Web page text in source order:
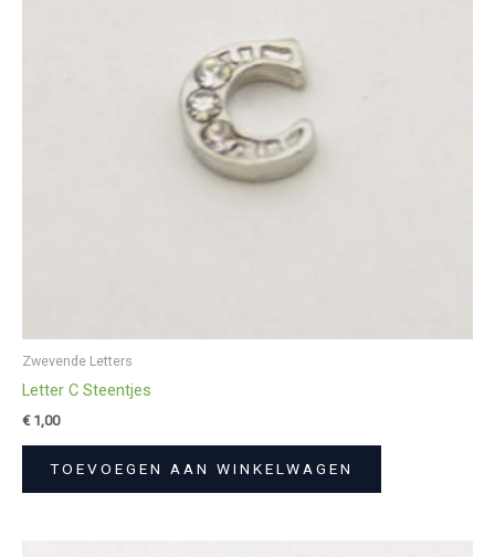
Zwevende Letters
Letter C Steentjes
€1,00
TOEVOEGEN AAN WINKELWAGEN